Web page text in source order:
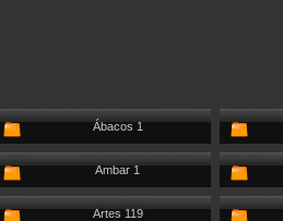
Ábacos 1
Ambar 1
Artes 119